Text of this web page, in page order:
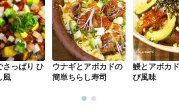
さっぱり ひ
風
ウナギとアボカドの
簡単ちらし寿司
鰻とアボカ
び風味